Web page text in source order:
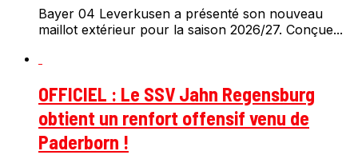
Bayer 04 Leverkusen a présenté son nouveau
maillot extérieur pour la saison 2026/27. Conçue...
OFFICIEL : Le SSV Jahn Regensburg
obtient un renfort offensif venu de
Paderborn !